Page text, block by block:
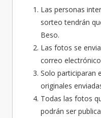
Las personas
sorteo tendrán
Beso.
Las fotos se
correo
Solo participaran
originales
Todas las fotos
podrán ser